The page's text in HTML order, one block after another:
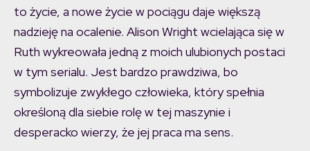
to życie, a nowe życie w pociągu daje większą
nadzieję na ocalenie. Alison Wright wcielająca się w
Ruth wykreowała jedną z moich ulubionych postaci
w tym serialu. Jest bardzo prawdziwa, bo
symbolizuje zwykłego człowieka, który spełnia
określoną dla siebie rolę w tej maszynie i
desperacko wierzy, że jej praca ma sens.